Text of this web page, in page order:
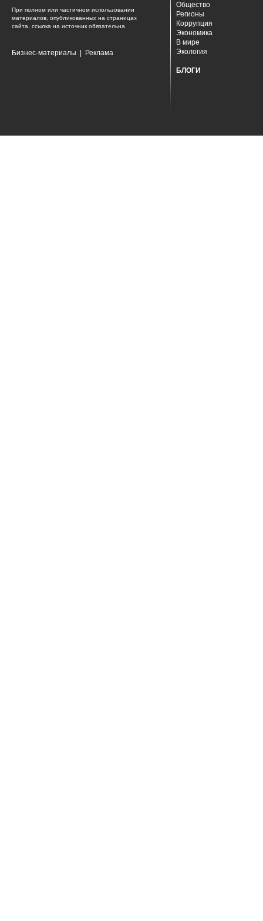
При полном или частичном использовании
материалов, опубликованных на страницах
сайта, ссылка на источник обязательна.
Бизнес-материалы Реклама
Общество
Регионы
Коррупция
Экономика
В мире
Экология
БЛОГИ